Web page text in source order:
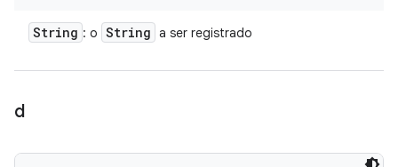
String : o String a ser registrado
d